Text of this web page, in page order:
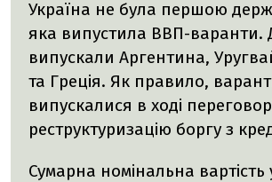
Україна не була першою
яка випустила ВВП-варанти.
випускали Аргентина,
та Греція. Як правило,
випускалися в ході
реструктуризацію боргу з
Сумарна номінальна вартість